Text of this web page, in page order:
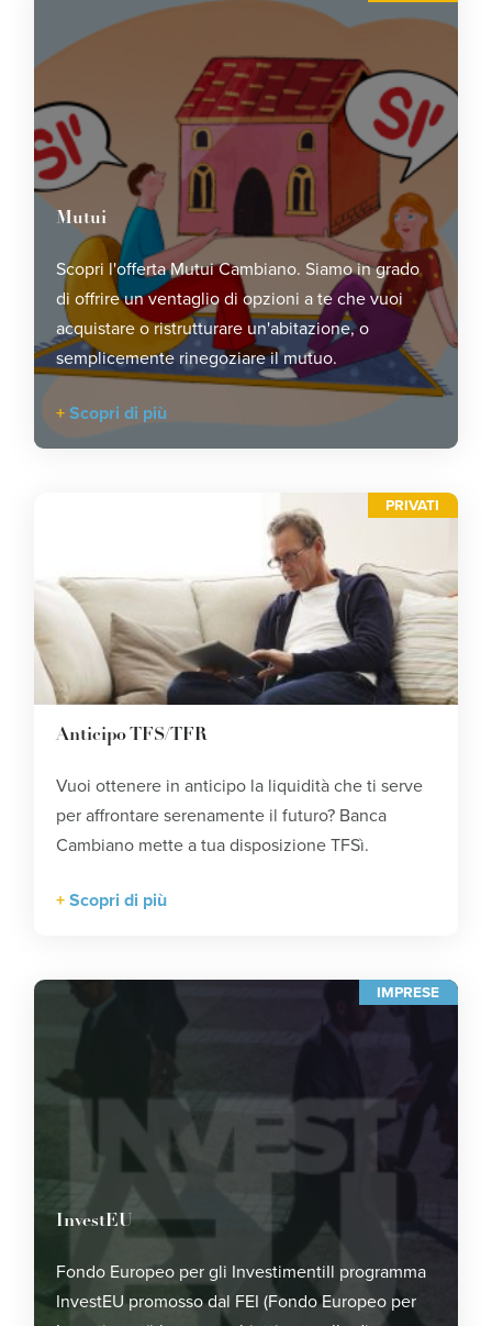
Mutui
Scopri l'offerta Mutui Cambiano. Siamo in grado
di offrire un ventaglio di opzioni a te che vuoi
acquistare o ristrutturare un'abitazione, o
semplicemente rinegoziare il mutuo.
Scopri di più
PRIVATI
Anticipo TFS/TFR
Vuoi ottenere in anticipo la liquidità che ti serve
per affrontare serenamente il futuro? Banca
Cambiano mette a tua disposizione TFSì.
Scopri di più
IMPRESE
InvestEU
Fondo Europeo per gli InvestimentiIl programma
InvestEU promosso dal FEI (Fondo Europeo per